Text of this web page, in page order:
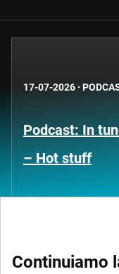
17-07-2026 ·
Podcast: In
– Hot stuff
Continuiamo